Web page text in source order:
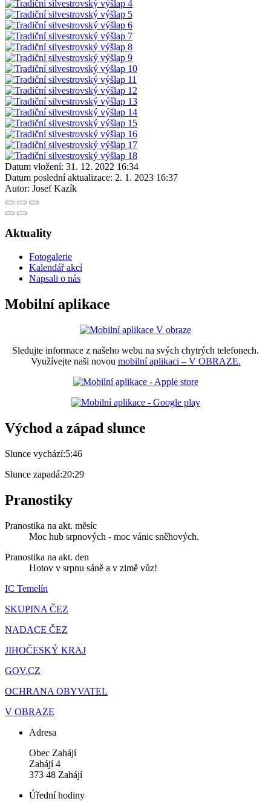
Datum vložení: 31. 12. 2022 16:34
Datum poslední aktualizace: 2. 1. 2023 16:37
Autor: Josef Kazík
Aktuality
Fotogalerie
Kalendář akcí
Napsali o nás
Mobilní aplikace
Sledujte informace z našeho webu na svých chytrých telefonech.
Využívejte naši novou mobilní aplikaci – V OBRAZE.
Východ a západ slunce
Slunce vychází:5:46
Slunce zapadá:20:29
Pranostiky
Pranostika na akt. měsíc
Moc hub srpnových - moc vánic sněhových.
Pranostika na akt. den
Hotov v srpnu sáně a v zimě vůz!
IC Temelín
SKUPINA ČEZ
NADACE ČEZ
JIHOČESKÝ KRAJ
GOV.CZ
OCHRANA OBYVATEL
V OBRAZE
Adresa
Obec Zahájí
Zahájí 4
373 48 Zahájí
Úřední hodiny